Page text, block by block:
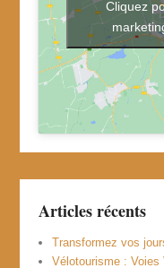
Cliquez
Articles récents
Transformez vos
Vélotourisme : Voies